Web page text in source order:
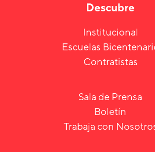
Descubre
Institucional
Escuelas
Contratistas
Sala de Prensa
Boletín
Trabaja con